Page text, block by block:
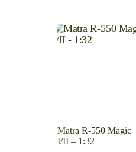
Matra R-550 Magic
I/II – 1:32